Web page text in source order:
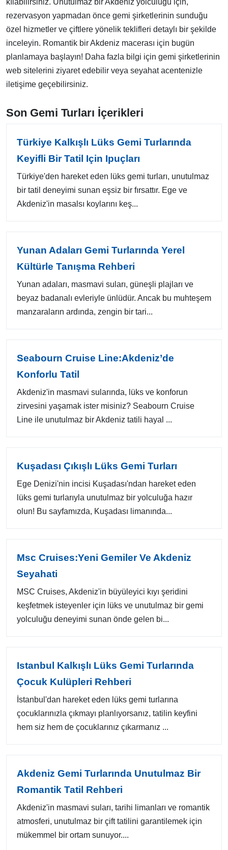
kılabilirsiniz. Unutulmaz bir Akdeniz yolculuğu için,
rezervasyon yapmadan önce gemi şirketlerinin sunduğu
özel hizmetler ve çiftlere yönelik teklifleri detaylı bir şekilde
inceleyin. Romantik bir Akdeniz macerası için bugün
planlamaya başlayın! Daha fazla bilgi için gemi şirketlerinin
web sitelerini ziyaret edebilir veya seyahat acentenizle
iletişime geçebilirsiniz.
Son Gemi Turları İçerikleri
Türkiye Kalkışlı Lüks Gemi Turlarında
Keyifli Bir Tatil Için Ipuçları
Türkiye'den hareket eden lüks gemi turları, unutulmaz
bir tatil deneyimi sunan eşsiz bir fırsattır. Ege ve
Akdeniz'in masalsı koylarını keş...
Yunan Adaları Gemi Turlarında Yerel
Kültürle Tanışma Rehberi
Yunan adaları, masmavi suları, güneşli plajları ve
beyaz badanalı evleriyle ünlüdür. Ancak bu muhteşem
manzaraların ardında, zengin bir tari...
Seabourn Cruise Line:Akdeniz’de
Konforlu Tatil
Akdeniz'in masmavi sularında, lüks ve konforun
zirvesini yaşamak ister misiniz? Seabourn Cruise
Line ile unutulmaz bir Akdeniz tatili hayal ...
Kuşadası Çıkışlı Lüks Gemi Turları
Ege Denizi'nin incisi Kuşadası'ndan hareket eden
lüks gemi turlarıyla unutulmaz bir yolculuğa hazır
olun! Bu sayfamızda, Kuşadası limanında...
Msc Cruises:Yeni Gemiler Ve Akdeniz
Seyahati
MSC Cruises, Akdeniz'in büyüleyici kıyı şeridini
keşfetmek isteyenler için lüks ve unutulmaz bir gemi
yolculuğu deneyimi sunan önde gelen bi...
Istanbul Kalkışlı Lüks Gemi Turlarında
Çocuk Kulüpleri Rehberi
İstanbul'dan hareket eden lüks gemi turlarına
çocuklarınızla çıkmayı planlıyorsanız, tatilin keyfini
hem siz hem de çocuklarınız çıkarmanız ...
Akdeniz Gemi Turlarında Unutulmaz Bir
Romantik Tatil Rehberi
Akdeniz'in masmavi suları, tarihi limanları ve romantik
atmosferi, unutulmaz bir çift tatilini garantilemek için
mükemmel bir ortam sunuyor....